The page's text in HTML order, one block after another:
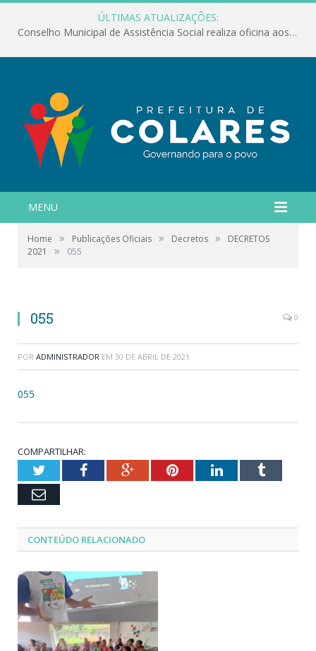
ÚLTIMAS ATUALIZAÇÕES:
Conselho Municipal de Assistência Social realiza oficina aos servidores
MENU
Home » Publicações Oficiais » Decretos »
DECRETOS
2021
» 055
055 0
POR ADMINISTRADOR EM 30 DE ABRIL DE 2021
055
COMPARTILHAR:
TwitterFacebookGoogle+PinterestLinkedInTumblr
Email
CONTEÚDO RELACIONADO